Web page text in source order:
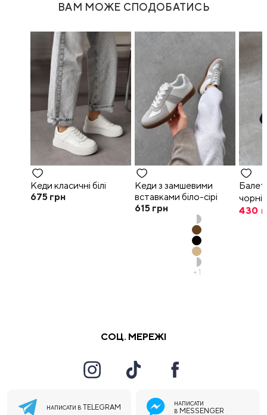
ВАМ МОЖЕ СПОДОБАТИСЬ
Кеди класичні білі
675 грн
Кеди з замшевими
вставками біло-сірі
615 грн
+1
чорні
430
СОЦ. МЕРЕЖІ
НАПИСАТИ В TELEGRAM
НАПИСАТИ
В MESSENGER